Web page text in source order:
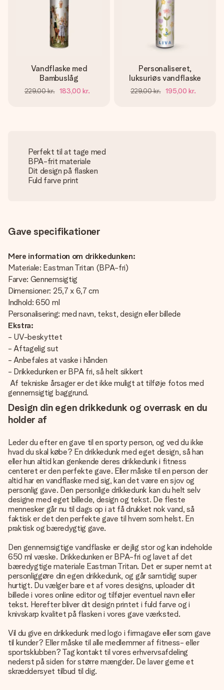
Vandflaske med
Bambuslåg
229,00 kr. 183,00 kr.
Personaliseret,
luksuriøs vandflaske
229,00 kr. 195,00 kr.
Perfekt til at tage med
BPA-frit materiale
Dit design på flasken
Fuld farve print
Gave specifikationer
Mere information om drikkedunken:
Materiale: Eastman Tritan (BPA-fri)
Farve: Gennemsigtig
Dimensioner: 25,7 x 6,7 cm
Indhold: 650 ml
Personalisering: med navn, tekst, design eller billede
Ekstra:
- UV-beskyttet
- Aftagelig sut
- Anbefales at vaske i hånden
- Drikkedunken er BPA fri, så helt sikkert
Af tekniske årsager er det ikke muligt at tilføje fotos med
gennemsigtig baggrund.
Design din egen drikkedunk og overrask en du
holder af
Leder du efter en gave til en sporty person, og ved du ikke
hvad du skal købe? En drikkedunk med eget design, så han
eller hun altid kan genkende deres drikkedunk i fitness
centeret er den perfekte gave. Eller måske til en person der
altid har en vandflaske med sig, kan det være en sjov og
personlig gave. Den personlige drikkedunk kan du helt selv
designe med eget billede, design og tekst. De fleste
mennesker går nu til dags op i at få drukket nok vand, så
faktisk er det den perfekte gave til hvem som helst. En
praktisk og bæredygtig gave.
Den gennemsigtige vandflaske er dejlig stor og kan indeholde
650 ml væske. Drikkedunken er BPA-fri og lavet af det
bæredygtige materiale Eastman Tritan. Det er super nemt at
personliggøre din egen drikkedunk, og går samtidig super
hurtigt. Du vælger bare et af vores designs, uploader dit
billede i vores online editor og tilføjer eventuel navn eller
tekst. Herefter bliver dit design printet i fuld farve og i
knivskarp kvalitet på flasken i vores gave værksted.
Vil du give en drikkedunk med logo i firmagave eller som gave
til kunder? Eller måske til alle medlemmer af fitness- eller
sportsklubben? Tag kontakt til vores erhvervsafdeling
nederst på siden for større mængder. De laver gerne et
skræddersyet tilbud til dig.